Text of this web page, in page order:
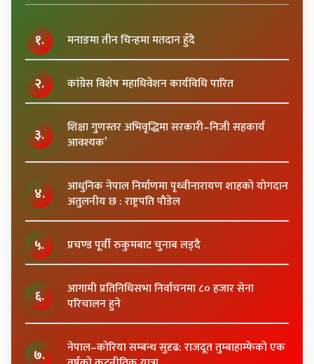
१. मनाङमा तीन चिन्हमा मतदान हुँदै
२. कांग्रेस विशेष महाधिवेशन कार्यविधि पारित
३.
शिक्षा गुणस्तर अभिवृद्धिमा सरकारी–निजी सहकार्य
आवश्यक’
४.
आधुनिक नेपाल निर्माणमा पृथ्वीनारायण शाहकाे याेगदान
अतुलनीय छ : राष्ट्रपति पाैडेल
५. प्रचण्ड पूर्वी रुकुमबाट चुनाब लड्दै
६.
आगामी प्रतिनिधिसभा निर्वाचनमा ८० हजार सेना
परिचालन हुने
७.
नेपाल–कोरिया सम्बन्ध सुदृढ: राजदूत तुम्बाहाम्फेको एक